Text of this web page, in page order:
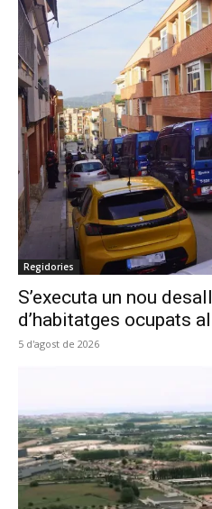
Regidories
S’executa un nou
d’habitatges ocupats
5 d'agost de 2026